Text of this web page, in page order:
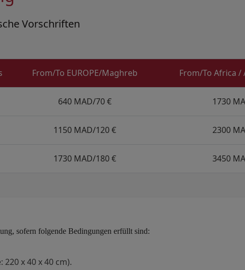
Vorschriften
From/To EUROPE/Maghreb From/To Africa /
640 MAD/70 € 1730
1150 MAD/120 € 2300
1730 MAD/180 € 3450
sofern folgende Bedingungen erfüllt sind:
220 x 40 x 40 cm).